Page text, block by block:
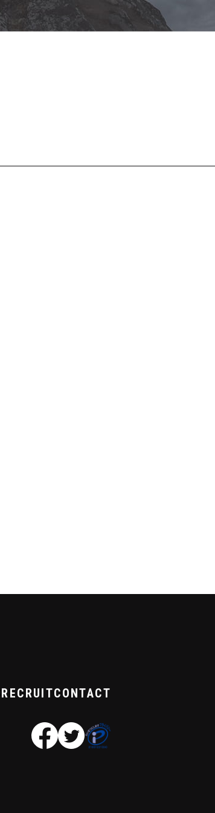
RECRUITCONTACT